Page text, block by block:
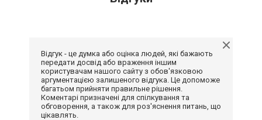
Відгук - це думка або оцінка людей, які бажають
передати досвід або враження іншим
користувачам нашого сайту з обов'язковою
аргументацією залишеного відгука. Це допоможе
багатьом прийняти правильне рішення.
Коментарі призначені для спілкування та
обговорення, а також для роз'яснення питань, що
цікавлять.